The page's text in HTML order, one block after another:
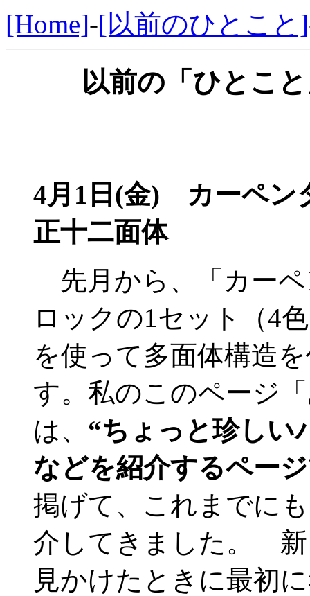
[Home]-[以前のひとこと]
以前の「ひとこ
4月1日(金) カーペン
正十二面体
先月から、「カー
ロックの1セット（4
を使って多面体構造
す。私のこのページ
は、 “ちょっと珍しい
などを紹介するペー
掲げて、これまでに
介してきました。 新
見かけたときに最初